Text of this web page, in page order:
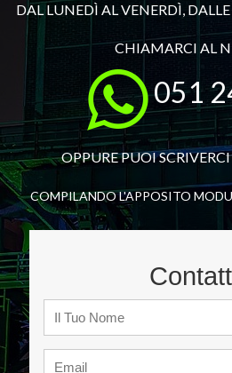
DAL LUNEDÌ AL VENERDÌ,
CHIAMARCI AL
051
OPPURE PUOI
COMPILANDO L'APPOSITO